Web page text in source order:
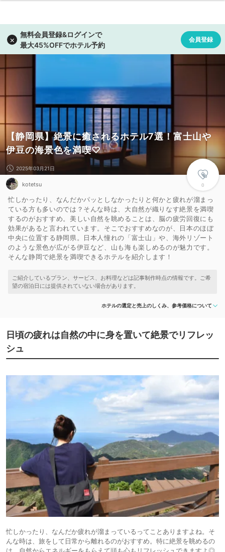
【静岡県】絶景に癒されるホテル7選！富士山や
伊豆の海景色を満喫♡
0
2025年03月21日
kotetsu
忙しかったり、なんだかパッとしなかったりと何かと疲れが溜まっ
ている方も多いのでは？そんな時は、大自然が織りなす絶景を満喫
するのがおすすめ。美しい自然を眺めることは、脳の疲労回復にも
効果があると言われています。そこでおすすめなのが、日本のほぼ
中央に位置する静岡県。日本人憧れの「富士山」や、海外リゾート
のような景色が広がる伊豆など、山も海も楽しめるのが魅力です。
そんな静岡で絶景を満喫できるホテルを紹介します！
ホテルの選定と売上のしくみ、参考価格について
日頃の疲れは自然の中に身を置いて絶景でリフレッ
シュ
忙しかったり、なんだか疲れが溜まっているってことありますよね。そ
んな時は、旅をして日常から離れるのがおすすめ。特に絶景を眺めるの